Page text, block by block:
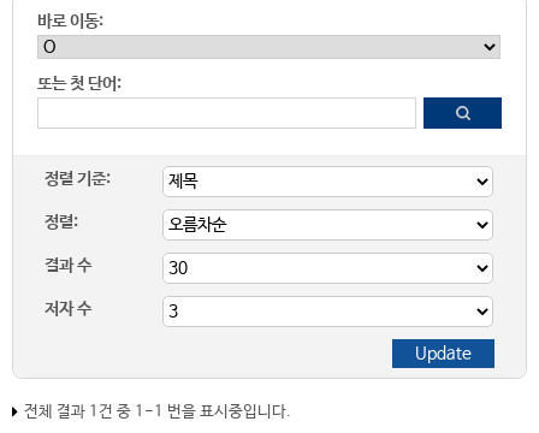
바로 이동:
또는 첫 단어:
정렬 기준:
정렬:
결과 수
저자 수
전체 결과 1건 중 1-1 번을 표시중입니다.